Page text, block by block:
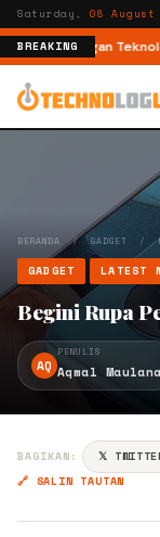
Saturday,08 August
BREAKING
Load dengan
BERANDA / GADGET /
GADGET LATEST
Begini Rupa
AQ
PENULIS
Aqmal Maulana
BAGIKAN: 𝕏
🔗 SALIN TAUTAN